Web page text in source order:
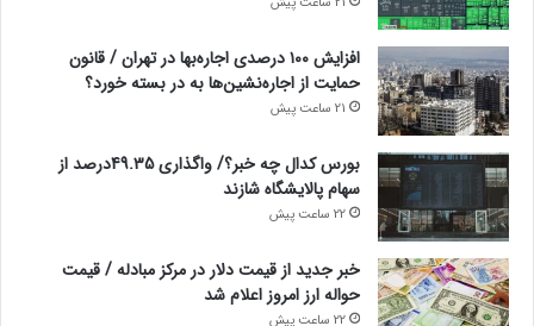
افزایش ۱۰۰ درصدی اجاره‌بها در تهران / قانون
حمایت از اجاره‌نشین‌ها به در بسته خورد؟
21 ساعت پیش
بورس کدال چه خبر؟/ واگذاری 49.35درصد از
سهام پالایشگاه شازند
22 ساعت پیش
خبر جدید از قیمت دلار در مرکز مبادله / قیمت
حواله ارز امروز اعلام شد
22 ساعت پیش